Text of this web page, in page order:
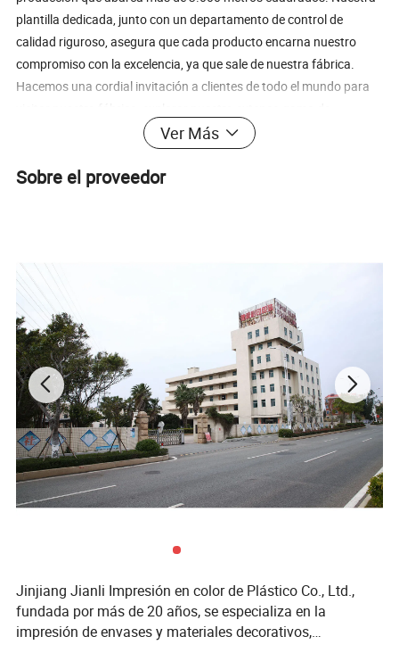
plantilla dedicada, junto con un departamento de control de
calidad riguroso, asegura que cada producto encarna nuestro
compromiso con la excelencia, ya que sale de nuestra fábrica.
Hacemos una cordial invitación a clientes de todo el mundo para
productos y forjar asociaciones duraderas. Impulsados por la
satisfacción y confianza mutuas, confiamos en nuestra capacidad
de colaborar en la elaboración de un futuro más brillante.
Lugar de origen
Tamaño
Manipulación de
superficies
Estampado en caliente
Estructura de material No tejidos
Sellado y mango
Asa de parche
Orden personalizado
Aceptar
Otros estilos que se han hecho antes La máquina hace fotografías
Ver Más
Sobre el proveedor
Jinjiang Jianli Impresión en color de Plástico Co., Ltd.,
fundada por más de 20 años, se especializa en la
impresión de envases y materiales decorativos,